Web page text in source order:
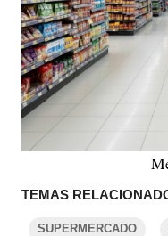
TEMAS
SUPERMERCADO